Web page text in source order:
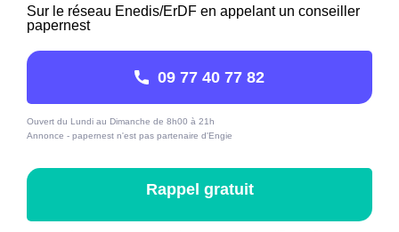
Sur le réseau Enedis/ErDF en appelant un conseiller
papernest
09 77 40 77 82
Ouvert du Lundi au Dimanche de 8h00 à 21h
Annonce - papernest n'est pas partenaire d'Engie
Rappel gratuit